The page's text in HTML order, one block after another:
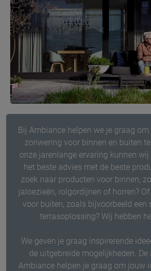
Bij Ambiance helpen we je graag
zonwering voor binnen en buiten
onze jarenlange ervaring kunnen
het beste advies met de beste
zoek naar producten voor binnen,
jaloezieën, rolgordijnen of horren?
voor buiten, zoals bijvoorbeeld een
terrasoplossing? Wij hebben
We geven je graag inspirerende
de uitgebreide mogelijkheden.
Ambiance helpen je graag om jouw